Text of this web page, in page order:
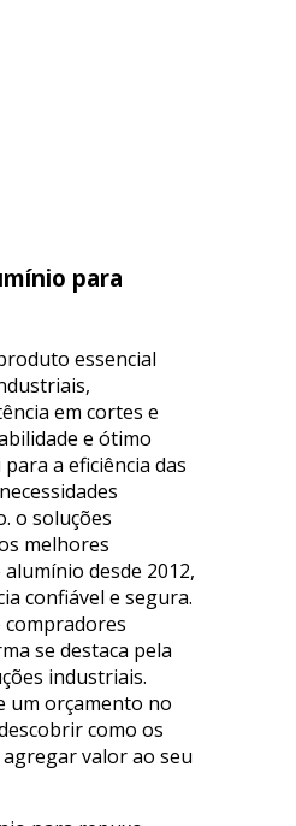
para
essencial
em cortes e
e ótimo
a eficiência das
o soluções
melhores
desde 2012,
confiável e segura.
compradores
se destaca pela
industriais.
um orçamento no
como os
valor ao seu